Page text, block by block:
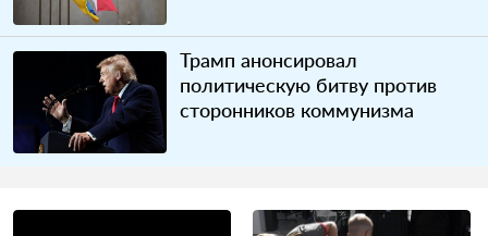
Трамп анонсировал
политическую битву против
сторонников коммунизма